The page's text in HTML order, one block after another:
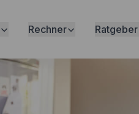
Rechner Ratgeber